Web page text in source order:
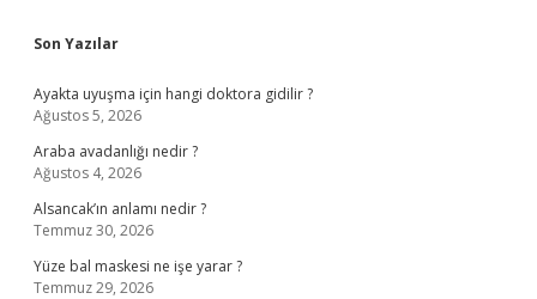
Sidebar
Son Yazılar
Ayakta uyuşma için hangi doktora gidilir ?
Ağustos 5, 2026
Araba avadanlığı nedir ?
Ağustos 4, 2026
Alsancak’ın anlamı nedir ?
Temmuz 30, 2026
Yüze bal maskesi ne işe yarar ?
Temmuz 29, 2026